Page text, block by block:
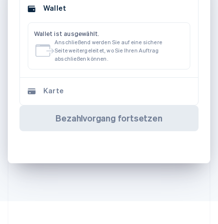
Wallet
Wallet ist ausgewählt.
Anschließend werden Sie auf eine sichere
Seite weitergeleitet, wo Sie Ihren Auftrag
abschließen können.
Karte
Bezahlvorgang fortsetzen